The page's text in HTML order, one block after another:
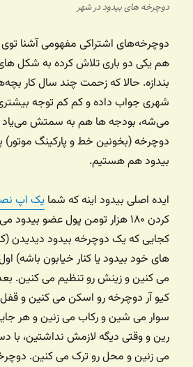
دوچرخه های بیدود در شهر
دوچرخه‌های اشتراکی مفهومی آشنا
هم یکی دو باری تلاش کرده به شکل
بندازه. حالا که زحمت چند سال کار
شهری جواب داده و کم کم توجه
می‌شه، بودجه ها هم به سمتش می‌یاد
دوچرخه (بخونین خط و پارکینگ
بیدود هم هستیم.
ایده اصلی بیدود اینه که شمایک اپ
کردن ۱۸۰ هزار تومن پول عضو
کجایی که یک دوچرخه بیدود دیدیدن
های خود بیدود یا کنار خیابون باشه)
می کنین و زینش رو تنظیم می کنین.
کیو آر دوچرخه رو اسکن می کنین و
سوار می شین و رکاب می زنین و هر
رین و وقتی دیگه لازمش نداشتین،
می زنین و محل رو ترک می کنین.